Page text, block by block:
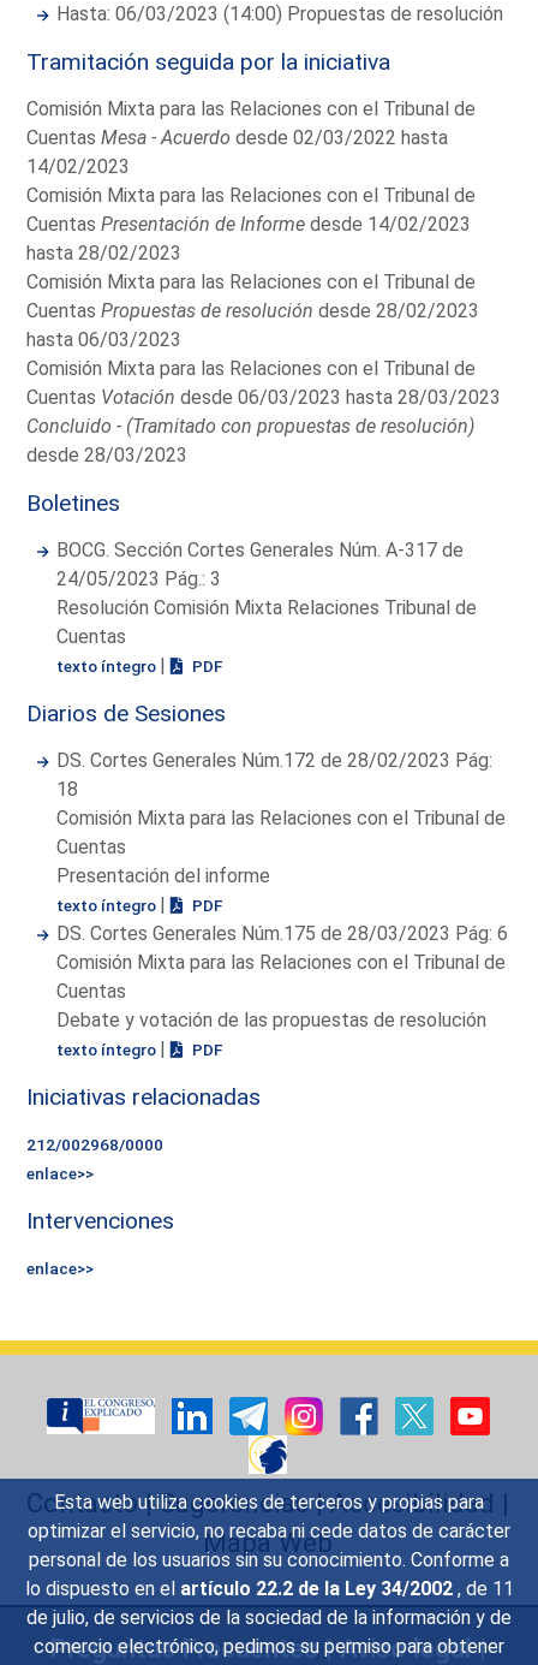
Esta web utiliza cookies de terceros y propias para
optimizar el servicio, no recaba ni cede datos de carácter
personal de los usuarios sin su conocimiento. Conforme a
lo dispuesto en el artículo 22.2 de la Ley 34/2002 , de 11
de julio, de servicios de la sociedad de la información y de
comercio electrónico, pedimos su permiso para obtener
Hasta: 06/03/2023 (14:00) Propuestas de resolución
Tramitación seguida por la iniciativa
Comisión Mixta para las Relaciones con el Tribunal de
CuentasMesa - Acuerdo desde 02/03/2022 hasta
14/02/2023
Comisión Mixta para las Relaciones con el Tribunal de
CuentasPresentación de Informe desde 14/02/2023
hasta 28/02/2023
Comisión Mixta para las Relaciones con el Tribunal de
CuentasPropuestas de resolución desde 28/02/2023
hasta 06/03/2023
Comisión Mixta para las Relaciones con el Tribunal de
Cuentas Votación desde 06/03/2023 hasta 28/03/2023
Concluido - (Tramitado con propuestas de resolución)
desde 28/03/2023
Boletines
BOCG. Sección Cortes Generales Núm. A-317 de
24/05/2023 Pág.: 3
Resolución Comisión Mixta Relaciones Tribunal de
Cuentas
texto íntegro | PDF
Diarios de Sesiones
DS. Cortes Generales Núm.172 de 28/02/2023 Pág:
18
Comisión Mixta para las Relaciones con el Tribunal de
Cuentas
Presentación del informe
texto íntegro | PDF
DS. Cortes Generales Núm.175 de 28/03/2023 Pág: 6
Comisión Mixta para las Relaciones con el Tribunal de
Cuentas
Debate y votación de las propuestas de resolución
texto íntegro | PDF
Iniciativas relacionadas
212/002968/0000
enlace>>
Intervenciones
enlace>>
Contacto|Sugerencias|Accesibilidad |
Mapa Web
Preguntas Frecuentes|Aviso legal|